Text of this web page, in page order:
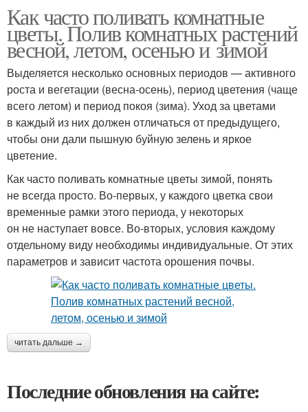
Как часто поливать комнатные
цветы. Полив комнатных растений
весной, летом, осенью и зимой
Выделяется несколько основных периодов — активного
роста и вегетации (весна-осень), период цветения (чаще
всего летом) и период покоя (зима). Уход за цветами
в каждый из них должен отличаться от предыдущего,
чтобы они дали пышную буйную зелень и яркое
цветение.
Как часто поливать комнатные цветы зимой, понять
не всегда просто. Во-первых, у каждого цветка свои
временные рамки этого периода, у некоторых
он не наступает вовсе. Во-вторых, условия каждому
отдельному виду необходимы индивидуальные. От этих
параметров и зависит частота орошения почвы.
читать дальше →
Последние обновления на сайте: